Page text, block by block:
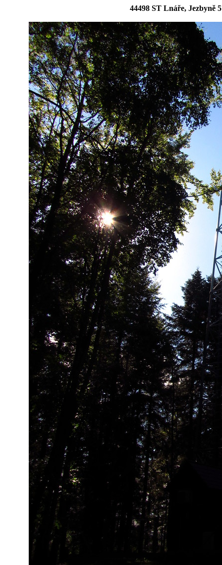
44498 ST Lnáře, Jezbyně